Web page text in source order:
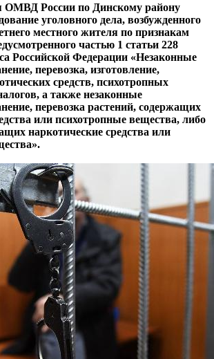
ОМВД России по Динскому району
уголовного дела, возбужденного
местного жителя по признакам
частью 1 статьи 228
Российской Федерации «Незаконные
перевозка, изготовление,
средств, психотропных
а также незаконные
перевозка растений, содержащих
или психотропные вещества, либо
наркотические средства или